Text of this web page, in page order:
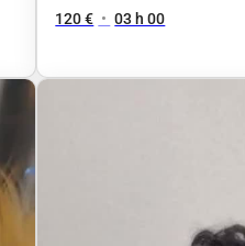
120 € • 03 h 00